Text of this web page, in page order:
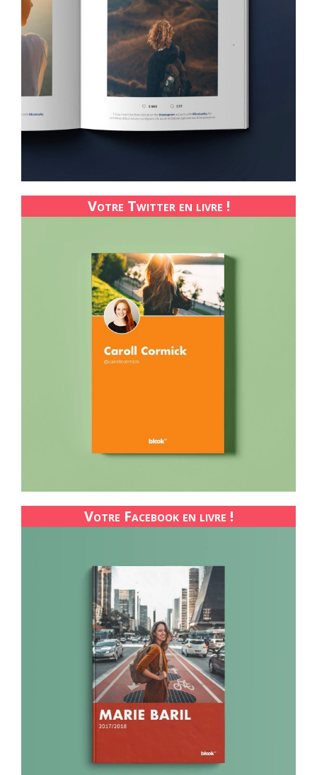
Votre Twitter en livre !
Votre Facebook en livre !